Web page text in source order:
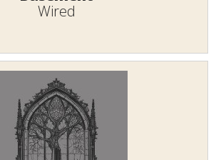
Wired